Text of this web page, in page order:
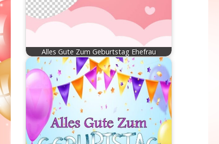
Alles Gute Zum Geburtstag Ehefrau